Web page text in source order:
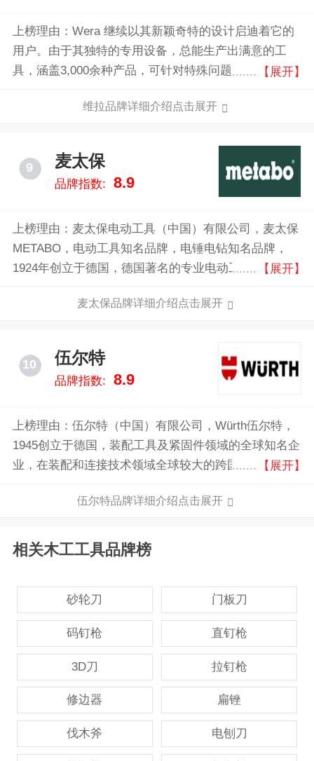
上榜理由：Wera 继续以其新颖奇特的设计启迪着它的
用户。由于其独特的专用设备，总能生产出满意的工
具，涵盖3,000余种产品，可针对特殊问题提供完美的
于开发和生产螺丝工具。 公司从没有分散对其核心产
【展开】
维拉品牌详细介绍点击展开
9 麦太保
品牌指数: 8.9
上榜理由：麦太保电动工具（中国）有限公司，麦太保
METABO，电动工具知名品牌，电锤电钻知名品牌，
1924年创立于德国，德国著名的专业电动工具制造商之
【展开】
麦太保品牌详细介绍点击展开
10 伍尔特
品牌指数: 8.9
上榜理由：伍尔特（中国）有限公司，Würth伍尔特，
1945创立于德国，装配工具及紧固件领域的全球知名企
业，在装配和连接技术领域全球较大的跨国公司，全球
【展开】
伍尔特品牌详细介绍点击展开
相关木工工具品牌榜
砂轮刀 门板刀
码钉枪 直钉枪
3D刀 拉钉枪
修边器 扁锉
伐木斧 电刨刀